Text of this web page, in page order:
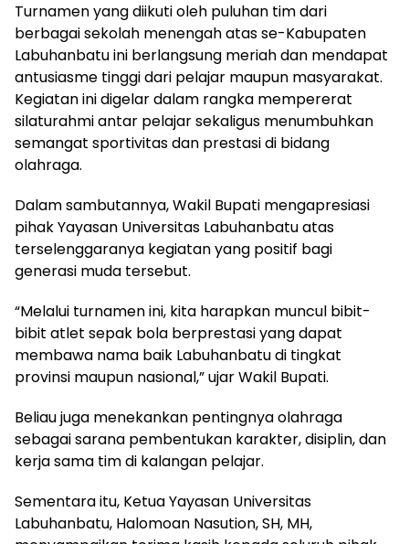
Turnamen yang diikuti oleh puluhan tim dari
berbagai sekolah menengah atas se-Kabupaten
Labuhanbatu ini berlangsung meriah dan mendapat
antusiasme tinggi dari pelajar maupun masyarakat.
Kegiatan ini digelar dalam rangka mempererat
silaturahmi antar pelajar sekaligus menumbuhkan
semangat sportivitas dan prestasi di bidang
olahraga.
Dalam sambutannya, Wakil Bupati mengapresiasi
pihak Yayasan Universitas Labuhanbatu atas
terselenggaranya kegiatan yang positif bagi
generasi muda tersebut.
“Melalui turnamen ini, kita harapkan muncul bibit-
bibit atlet sepak bola berprestasi yang dapat
membawa nama baik Labuhanbatu di tingkat
provinsi maupun nasional,” ujar Wakil Bupati.
Beliau juga menekankan pentingnya olahraga
sebagai sarana pembentukan karakter, disiplin, dan
kerja sama tim di kalangan pelajar.
Sementara itu, Ketua Yayasan Universitas
Labuhanbatu, Halomoan Nasution, SH, MH,